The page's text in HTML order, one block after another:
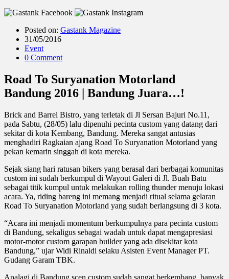
Posted on: Gastank Magazine
31/05/2016
Event
0 Comment
Road To Suryanation Motorland
Bandung 2016 | Bandung Juara…!
Brick and Barrel Bistro, yang terletak di Jl Sersan Bajuri No.11,
pada Sabtu, (28/05) lalu dipenuhi pecinta custom yang datang dari
sekitar di kota Kembang, Bandung. Mereka sangat antusias
menghadiri Ragkaian ajang Road To Suryanation Motorland yang
pekan kemarin singgah di kota mereka.
Sejak siang hari ratusan bikers yang berasal dari berbagai komunitas
custom ini sudah berkumpul di Wayout Galeri di Jl. Buah Batu
sebagai titik kumpul untuk melakukan rolling thunder menuju lokasi
acara. Ya, riding bareng ini memang menjadi ritual selama gelaran
Road To Suryanation Motorland yang sudah berlangsung di 3 kota.
“Acara ini menjadi momentum berkumpulnya para pecinta custom
di Bandung, sekaligus sebagai wadah untuk dapat mengapresiasi
motor-motor custom garapan builder yang ada disekitar kota
Bandung,” ujar Widi Rinaldi selaku Asisten Event Manager PT.
Gudang Garam TBK.
Apalagi di Bandung scen custom sudah sangat berkembang, banyak